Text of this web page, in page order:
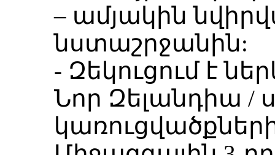
– ամյակին
նստաշրջանին:
- Զեկուցում է
Նոր Զելանդիա /